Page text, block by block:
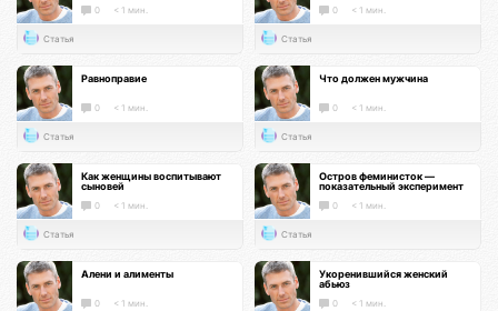
0 < 1 мин.
Статья
0 < 1 мин.
Статья
Равноправие
0 < 1 мин.
Статья
Что должен мужчина
0 < 1 мин.
Статья
Как женщины воспитывают
сыновей
0 < 1 мин.
Статья
Остров феминисток —
показательный эксперимент
0 < 1 мин.
Статья
Алени и алименты
0 < 1 мин.
Укоренившийся женский
абьюз
0 < 1 мин.